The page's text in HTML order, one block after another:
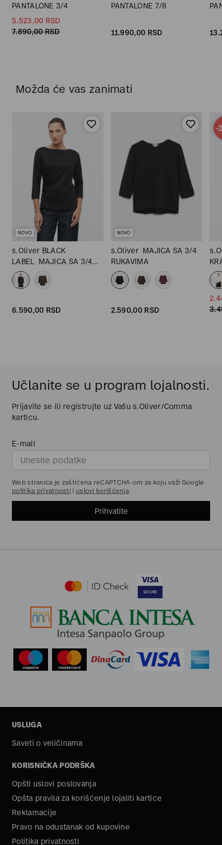
PANTALONE 3/4
5.523,00 RSD
7.890,00 RSD
PANTALONE 7/8
11.990,00 RSD
Možda će vas zanimati
NOVO
s.Oliver BLACK
LABEL MAJICA SA 3/4
RUKAVIMA
6.590,00 RSD
NOVO
s.Oliver MAJICA SA 3/4
RUKAVIMA
2.590,00 RSD
-
Učlanite se u program lojalnosti.
Prijavite se ili registrujte uz Vašu s.Oliver/Comma
karticu.
E-mail
Web stranica je zaštićena reCAPTCHA-om za koju važi Google
politika privatnosti i uslovi korišćenja.
Prihvatite
USLUGA
Saveti o veličinama
KORISNIČKA PODRŠKA
Opšti uslovi poslovanja
Opšta pravila za korišćenje lojaliti kartice
Reklamacije
Pravo na odustanak od kupovine
Politika privatnosti